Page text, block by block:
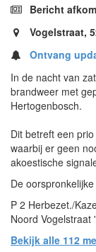
Bericht
Vogelstraat,
Ontvang
In de nacht van
brandweer met
Hertogenbosch.
Dit betreft een
waarbij er geen
akoestische
De
P 2 Herbezet./
Noord Vogelstraat
Bekijk alle 112